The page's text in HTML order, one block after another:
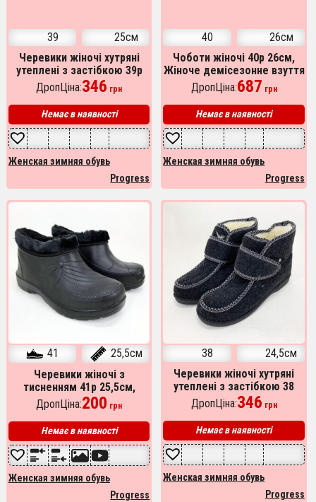
39
25см
Черевики жіночі хутряні
утеплені з застібкою 39р
25см, Домашні тапочки для
жінок, Хутряні бурки
ДропЦіна:346 грн
Немає в наявності
Женская зимняя обувь
Progress
40
26см
Чоботи жіночі 40р 26см,
Жіноче демісезонне взуття
утеплене, Дизайнерські
жіночі черевики
ДропЦіна:687 грн
Немає в наявності
Женская зимняя обувь
Progress
41
25,5см
Черевики жіночі з
тисненням 41р 25,5см,
Жіночі зимові дутики,
Хутряні бурки
ДропЦіна:200 грн
Немає в наявності
Женская зимняя обувь
Progress
38
24,5см
Черевики жіночі хутряні
утеплені з застібкою 38
розмір, Жіночі зимові
черевики з повсті
ДропЦіна:346 грн
Немає в наявності
Женская зимняя обувь
Progress